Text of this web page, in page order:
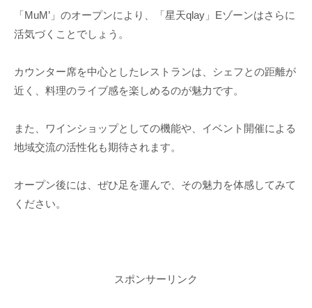
「MuM’」のオープンにより、「星天qlay」Eゾーンはさらに
活気づくことでしょう。
カウンター席を中心としたレストランは、シェフとの距離が
近く、料理のライブ感を楽しめるのが魅力です。
また、ワインショップとしての機能や、イベント開催による
地域交流の活性化も期待されます。
オープン後には、ぜひ足を運んで、その魅力を体感してみて
ください。
スポンサーリンク